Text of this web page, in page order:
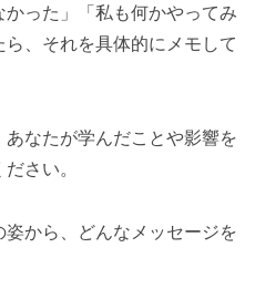
かった」「私も何かやってみ
、それを具体的にメモして
なたが学んだことや影響を
さい。
から、どんなメッセージを